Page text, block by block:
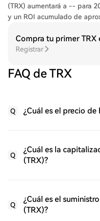
(TRX) aumentará a -- para
y un ROI acumulado de
Compra tu primer TRX
Registrar
FAQ de TRX
Q ¿Cuál es el precio de
Q
¿Cuál es la
(TRX)?
Q
¿Cuál es el
(TRX)?